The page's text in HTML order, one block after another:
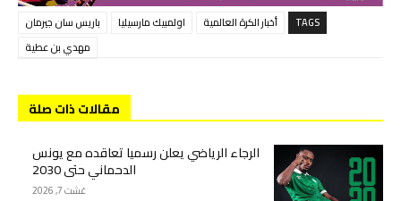
TAGS أخبار الكرة العالمية اولمبيك مارسيليا
باريس سان جيرمان
مهدي بن عطية
مقالات ذات صلة
الرجاء الرياضي يعلن رسميا تعاقده مع يونس
الدحماني حتى 2030
غشت 7, 2026